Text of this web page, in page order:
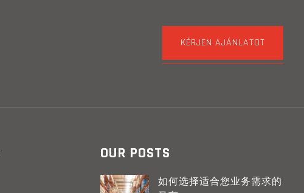
KÉRJEN AJÁNLATOT
OUR POSTS
如何选择适合您业务需求的